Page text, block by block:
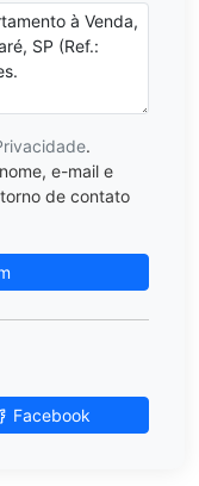
.
e-mail e
de contato
Facebook